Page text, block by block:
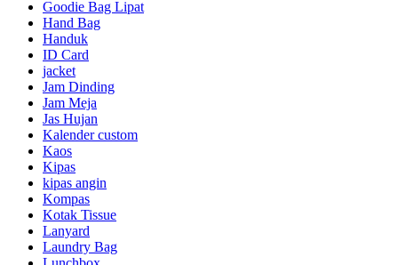
Goodie Bag Lipat
Hand Bag
Handuk
ID Card
jacket
Jam Dinding
Jam Meja
Jas Hujan
Kalender custom
Kaos
Kipas
kipas angin
Kompas
Kotak Tissue
Lanyard
Laundry Bag